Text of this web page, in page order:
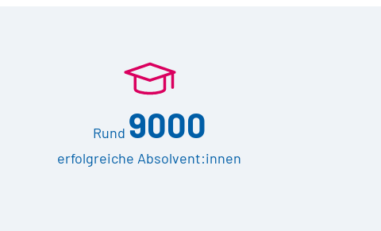
Rund 9000
erfolgreiche Absolvent:innen